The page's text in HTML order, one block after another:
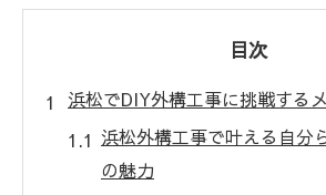
目次
浜松でDIY外構工事に挑戦する
浜松外構工事で叶える自分
の魅力